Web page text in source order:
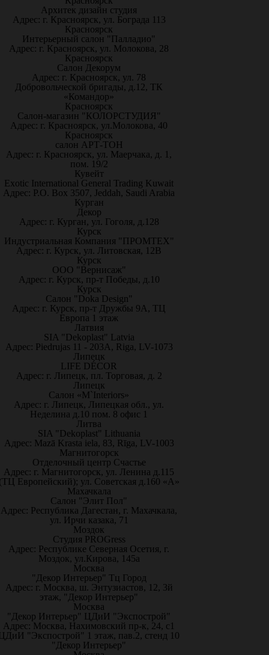
Архитек дизайн студия
Адрес: г. Красноярск, ул. Бограда 113
Красноярск
Интерьерный салон "Палладио"
Адрес: г. Красноярск, ул. Молокова, 28
Красноярск
Салон Декорум
Адрес: г. Красноярск, ул. 78
Добровольческой бригады, д.12, ТК
«Командор»
Красноярск
Салон-магазин "КОЛОРСТУДИЯ"
Адрес: г. Красноярск, ул.Молокова, 40
Красноярск
салон АРТ-ТОН
Адрес: г. Красноярск, ул. Маерчака, д. 1,
пом. 19/2
Кувейт
Exotic International General Trading Kuwait
Адрес: P.O. Box 3507, Jeddah, Saudi Arabia
Курган
Декор
Адрес: г. Курган, ул. Гоголя, д.128
Курск
Индустриальная Компания "ПРОМТЕХ"
Адрес: г. Курск, ул. Литовская, 12В
Курск
ООО "Вернисаж"
Адрес: г. Курск, пр-т Победы, д.10
Курск
Салон "Doka Design"
Адрес: г. Курск, пр-т Дружбы 9А, ТЦ
Европа 1 этаж
Латвия
SIA "Dekoplast" Latvia
Адрес: Piedrujas 11 - 203A, Riga, LV-1073
Липецк
LIFE DÉCOR
Адрес: г. Липецк, пл. Торговая, д. 2
Липецк
Салон «M`Interiors»
Адрес: г. Липецк, Липецкая обл., ул.
Неделина д.10 пом. 8 офис 1
Литва
SIA "Dekoplast" Lithuania
Адрес: Mazā Krasta iela, 83, Rīga, LV-1003
Магнитогорск
Отделочный центр Счастье
Адрес: г. Магнитогорск, ул. Ленина д.115
Европейский); ул. Советская д.160 «А»
Махачкала
Салон "Элит Пол"
Адрес: Республика Дагестан, г. Махачкала,
ул. Ирчи казака, 71
Моздок
Студия PROGress
Адрес: Республике Северная Осетия, г.
Моздок, ул.Кирова, 145а
Москва
"Декор Интерьер" Тц Город
Адрес: г. Москва, ш. Энтузиастов, 12, 3й
этаж, "Декор Интерьер"
Москва
"Декор Интерьер" ЦДиИ "Экспострой"
Адрес: Москва, Нахимовский пр-к, 24, с1
"Экспострой" 1 этаж, пав.2, стенд 10
"Декор Интерьер"